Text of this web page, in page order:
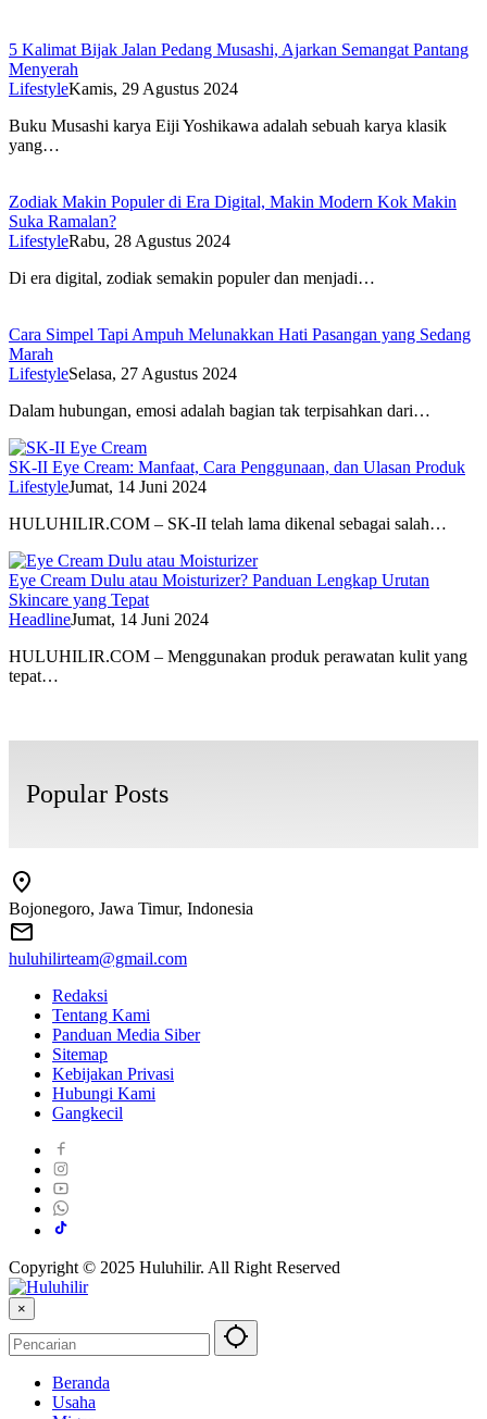
5 Kalimat Bijak Jalan Pedang Musashi, Ajarkan Semangat Pantang
Menyerah
LifestyleKamis, 29 Agustus 2024
Buku Musashi karya Eiji Yoshikawa adalah sebuah karya klasik
yang…
Zodiak Makin Populer di Era Digital, Makin Modern Kok Makin
Suka Ramalan?
LifestyleRabu, 28 Agustus 2024
Di era digital, zodiak semakin populer dan menjadi…
Cara Simpel Tapi Ampuh Melunakkan Hati Pasangan yang Sedang
Marah
LifestyleSelasa, 27 Agustus 2024
Dalam hubungan, emosi adalah bagian tak terpisahkan dari…
SK-II Eye Cream: Manfaat, Cara Penggunaan, dan Ulasan Produk
LifestyleJumat, 14 Juni 2024
HULUHILIR.COM – SK-II telah lama dikenal sebagai salah…
Eye Cream Dulu atau Moisturizer? Panduan Lengkap Urutan
Skincare yang Tepat
HeadlineJumat, 14 Juni 2024
HULUHILIR.COM – Menggunakan produk perawatan kulit yang
tepat…
Popular Posts
Bojonegoro, Jawa Timur, Indonesia
huluhilirteam@gmail.com
Redaksi
Tentang Kami
Panduan Media Siber
Sitemap
Kebijakan Privasi
Hubungi Kami
Gangkecil
Copyright © 2025 Huluhilir. All Right Reserved
×
Beranda
Usaha